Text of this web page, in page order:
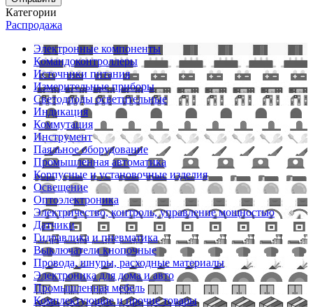
Категории
Распродажа
Электронные компоненты
Командоконтроллеры
Источники питания
Измерительные приборы
Светодиоды осветительные
Индикация
Коммутация
Инструмент
Паяльное оборудование
Промышленная автоматика
Корпусные и установочные изделия
Освещение
Оптоэлектроника
Электричество, контроль, управление мощностью
Датчики
Гидравлика и пневматика
Выключатели кнопочные
Провода, шнуры, расходные материалы
Электроника для дома и авто
Промышленная мебель
Комплектующие и прочие товары